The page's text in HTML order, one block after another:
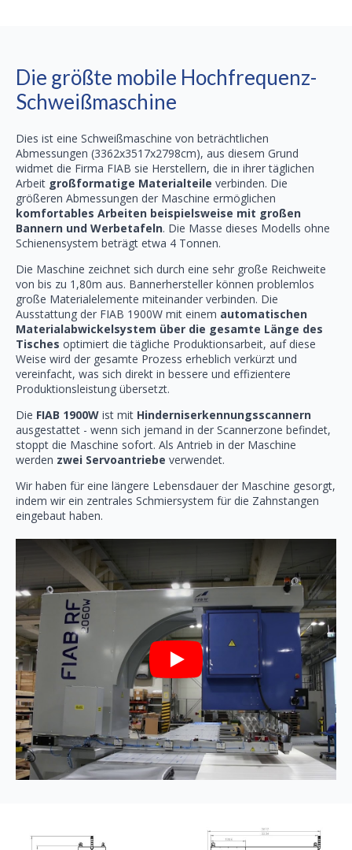
Die größte mobile Hochfrequenz-
Schweißmaschine
Dies ist eine Schweißmaschine von beträchtlichen
Abmessungen (3362x3517x2798cm), aus diesem Grund
widmet die Firma FIAB sie Herstellern, die in ihrer täglichen
Arbeit großformatige Materialteile verbinden. Die
größeren Abmessungen der Maschine ermöglichen
komfortables Arbeiten beispielsweise mit großen
Bannern und Werbetafeln. Die Masse dieses Modells ohne
Schienensystem beträgt etwa 4 Tonnen.
Die Maschine zeichnet sich durch eine sehr große Reichweite
von bis zu 1,80m aus. Bannerhersteller können problemlos
große Materialelemente miteinander verbinden. Die
Ausstattung der FIAB 1900W mit einem automatischen
Materialabwickelsystem über die gesamte Länge des
Tisches optimiert die tägliche Produktionsarbeit, auf diese
Weise wird der gesamte Prozess erheblich verkürzt und
vereinfacht, was sich direkt in bessere und effizientere
Produktionsleistung übersetzt.
Die FIAB 1900W ist mit Hinderniserkennungsscannern
ausgestattet - wenn sich jemand in der Scannerzone befindet,
stoppt die Maschine sofort. Als Antrieb in der Maschine
werden zwei Servoantriebe verwendet.
Wir haben für eine längere Lebensdauer der Maschine gesorgt,
indem wir ein zentrales Schmiersystem für die Zahnstangen
eingebaut haben.
Play